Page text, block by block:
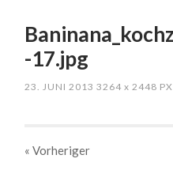
-17.jpg
23. JUNI 2013 3264x 2448 PX
« Vorheriger